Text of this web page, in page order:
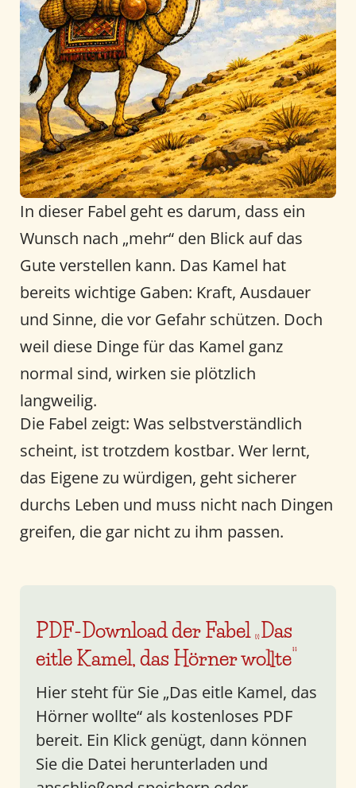
In dieser Fabel geht es darum, dass ein
Wunsch nach „mehr“ den Blick auf das
Gute verstellen kann. Das Kamel hat
bereits wichtige Gaben: Kraft, Ausdauer
und Sinne, die vor Gefahr schützen. Doch
weil diese Dinge für das Kamel ganz
normal sind, wirken sie plötzlich
langweilig.
Die Fabel zeigt: Was selbstverständlich
scheint, ist trotzdem kostbar. Wer lernt,
das Eigene zu würdigen, geht sicherer
durchs Leben und muss nicht nach Dingen
greifen, die gar nicht zu ihm passen.
PDF-Download der Fabel „Das
eitle Kamel, das Hörner wollte“
Hier steht für Sie „Das eitle Kamel, das
Hörner wollte“ als kostenloses PDF
bereit. Ein Klick genügt, dann können
Sie die Datei herunterladen und